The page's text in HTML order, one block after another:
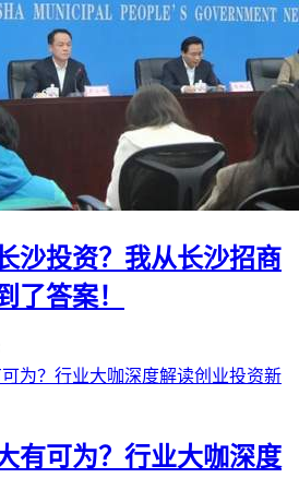
沙投资？我从长沙招商
了答案！
有可为？行业大咖深度